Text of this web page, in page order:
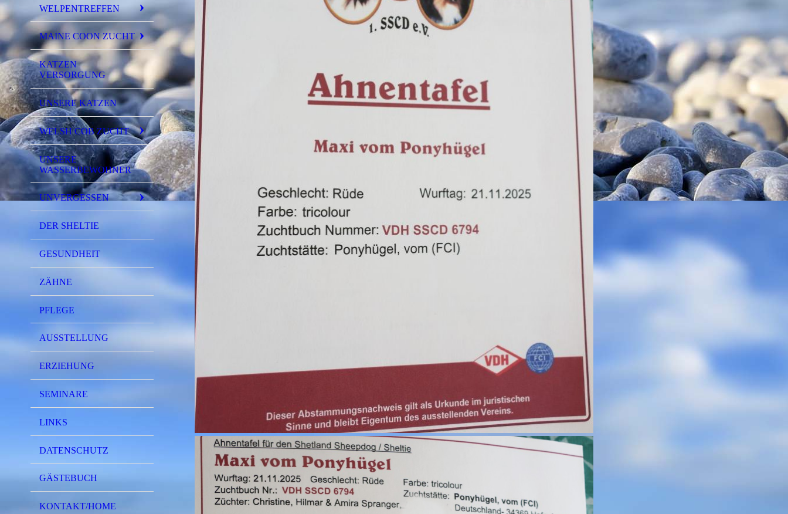
WELPENTREFFEN
MAINE COON ZUCHT
KATZEN
VERSORGUNG
UNSERE KATZEN
WELSH COB ZUCHT
UNSERE
WASSERBEWOHNER
UNVERGESSEN
DER SHELTIE
GESUNDHEIT
ZÄHNE
PFLEGE
AUSSTELLUNG
ERZIEHUNG
SEMINARE
LINKS
DATENSCHUTZ
GÄSTEBUCH
KONTAKT/HOME